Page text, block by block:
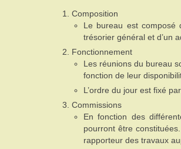
Composition
Le bureau est composé
trésorier général et d’un
Fonctionnement
Les réunions du bureau
fonction de leur
L’ordre du jour est fixé
Commissions
En fonction des
pourront être
rapporteur des travaux